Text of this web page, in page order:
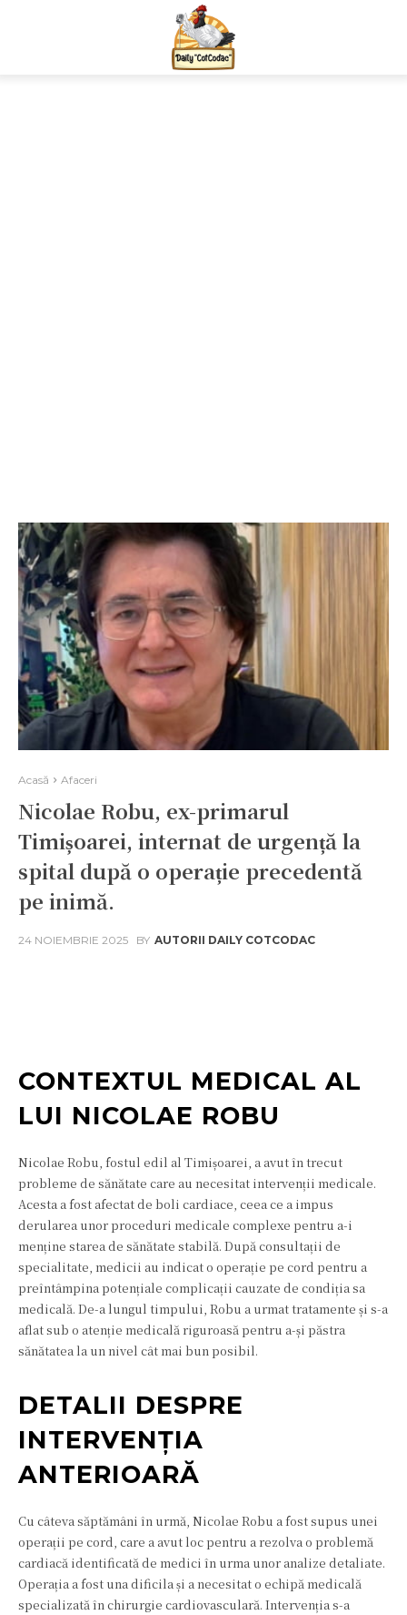
Acasă Afaceri
Nicolae Robu, ex-primarul
Timișoarei, internat de urgență la
spital după o operație precedentă
pe inimă.
24 NOIEMBRIE 2025 BY AUTORII DAILY COTCODAC
CONTEXTUL MEDICAL AL
LUI NICOLAE ROBU
Nicolae Robu, fostul edil al Timișoarei, a avut în trecut
probleme de sănătate care au necesitat intervenții medicale.
Acesta a fost afectat de boli cardiace, ceea ce a impus
derularea unor proceduri medicale complexe pentru a-i
menține starea de sănătate stabilă. După consultații de
specialitate, medicii au indicat o operație pe cord pentru a
preîntâmpina potențiale complicații cauzate de condiția sa
medicală. De-a lungul timpului, Robu a urmat tratamente și s-a
aflat sub o atenție medicală riguroasă pentru a-și păstra
sănătatea la un nivel cât mai bun posibil.
DETALII DESPRE
INTERVENȚIA
ANTERIOARĂ
Cu câteva săptămâni în urmă, Nicolae Robu a fost supus unei
operații pe cord, care a avut loc pentru a rezolva o problemă
cardiacă identificată de medici în urma unor analize detaliate.
Operația a fost una dificila și a necesitat o echipă medicală
specializată în chirurgie cardiovasculară. Intervenția s-a